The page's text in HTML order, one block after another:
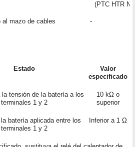
(PTC HTR N°
al mazo de cables
-
Estado
Valor
especificado
la tensión de la batería a los
terminales 1 y 2
10 kΩ o
superior
batería aplicada entre los
terminales 1 y 2
Inferior a 1 Ω